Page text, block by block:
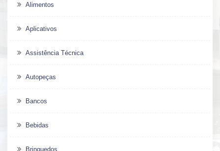
Alimentos
Aplicativos
Assistência Técnica
Autopeças
Bancos
Bebidas
Brinquedos